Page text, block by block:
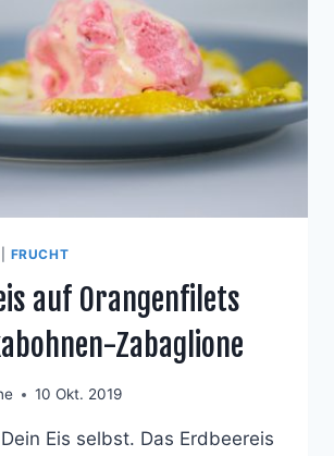
KARTOFFELSTAMPF
FRUCHT
auf Orangenfilets
Zabaglione
10 Okt. 2019
Eis selbst. Das Erdbeereis